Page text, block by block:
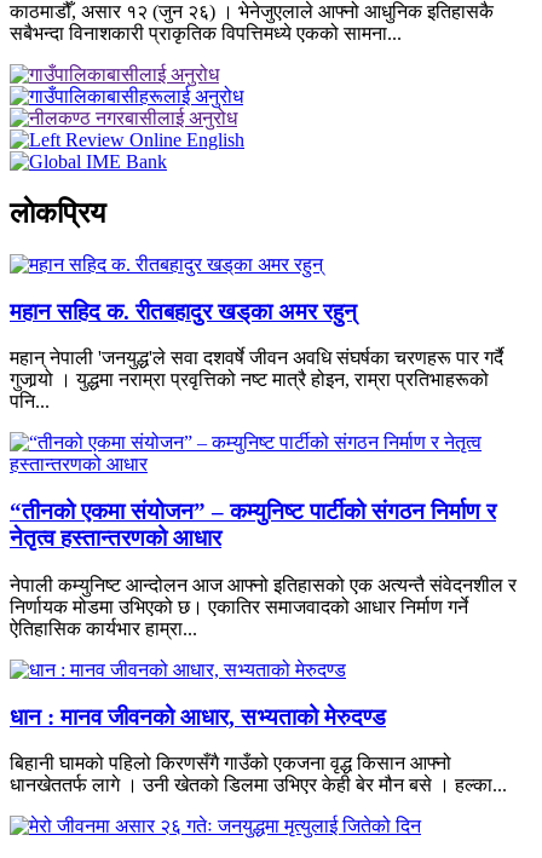
काठमाडौँ, असार १२ (जुन २६) । भेनेजुएलाले आफ्नो आधुनिक इतिहासकै
सबैभन्दा विनाशकारी प्राकृतिक विपत्तिमध्ये एकको सामना...
लाेकप्रिय
महान सहिद क. रीतबहादुर खड्‌का अमर रहुन्
महान् नेपाली 'जनयुद्ध'ले सवा दशवर्षे जीवन अवधि संघर्षका चरणहरू पार गर्दै
गुजार्‍यो । युद्धमा नराम्रा प्रवृत्तिको नष्ट मात्रै होइन, राम्रा प्रतिभाहरूको
पनि...
“तीनको एकमा संयोजन” – कम्युनिष्ट पार्टीको संगठन निर्माण र
नेतृत्व हस्तान्तरणको आधार
नेपाली कम्युनिष्ट आन्दोलन आज आफ्नो इतिहासको एक अत्यन्तै संवेदनशील र
निर्णायक मोडमा उभिएको छ। एकातिर समाजवादको आधार निर्माण गर्ने
ऐतिहासिक कार्यभार हाम्रा...
धान : मानव जीवनको आधार, सभ्यताको मेरुदण्ड
बिहानी घामको पहिलो किरणसँगै गाउँको एकजना वृद्ध किसान आफ्नो
धानखेततर्फ लागे । उनी खेतको डिलमा उभिएर केही बेर मौन बसे । हल्का...